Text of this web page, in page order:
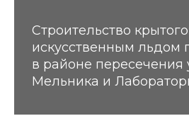
Строительство
искусственным льдом
в районе пересечения
Мельника и